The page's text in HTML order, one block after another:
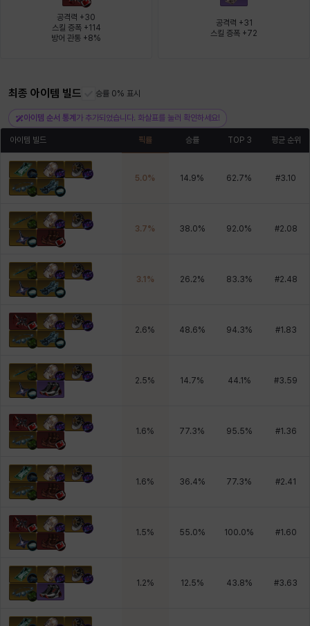
펠릭스
공격력 +30
스킬 증폭 +114
방어 관통 +8%
공격력 +31
스킬 증폭 +72
최종 아이템 빌드 승률 0% 표시
아이템 순서 통계 가 추가되었습니다. 화살표를 눌러 확인하세요!
아이템 빌드 픽률 승률 TOP 3 평균 순위
5.0% 14.9% 62.7% #3.10
3.7% 38.0% 92.0% #2.08
3.1 % 26.2% 83.3% #2.48
2.6% 48.6% 94.3% #1.83
2.5% 14.7% 44.1 % #3.59
1.6% 77.3% 95.5% #1.36
1.6% 36.4% 77.3% #2.41
1.5% 55.0% 100.0% #1.60
1.2% 12.5% 43.8% #3.63